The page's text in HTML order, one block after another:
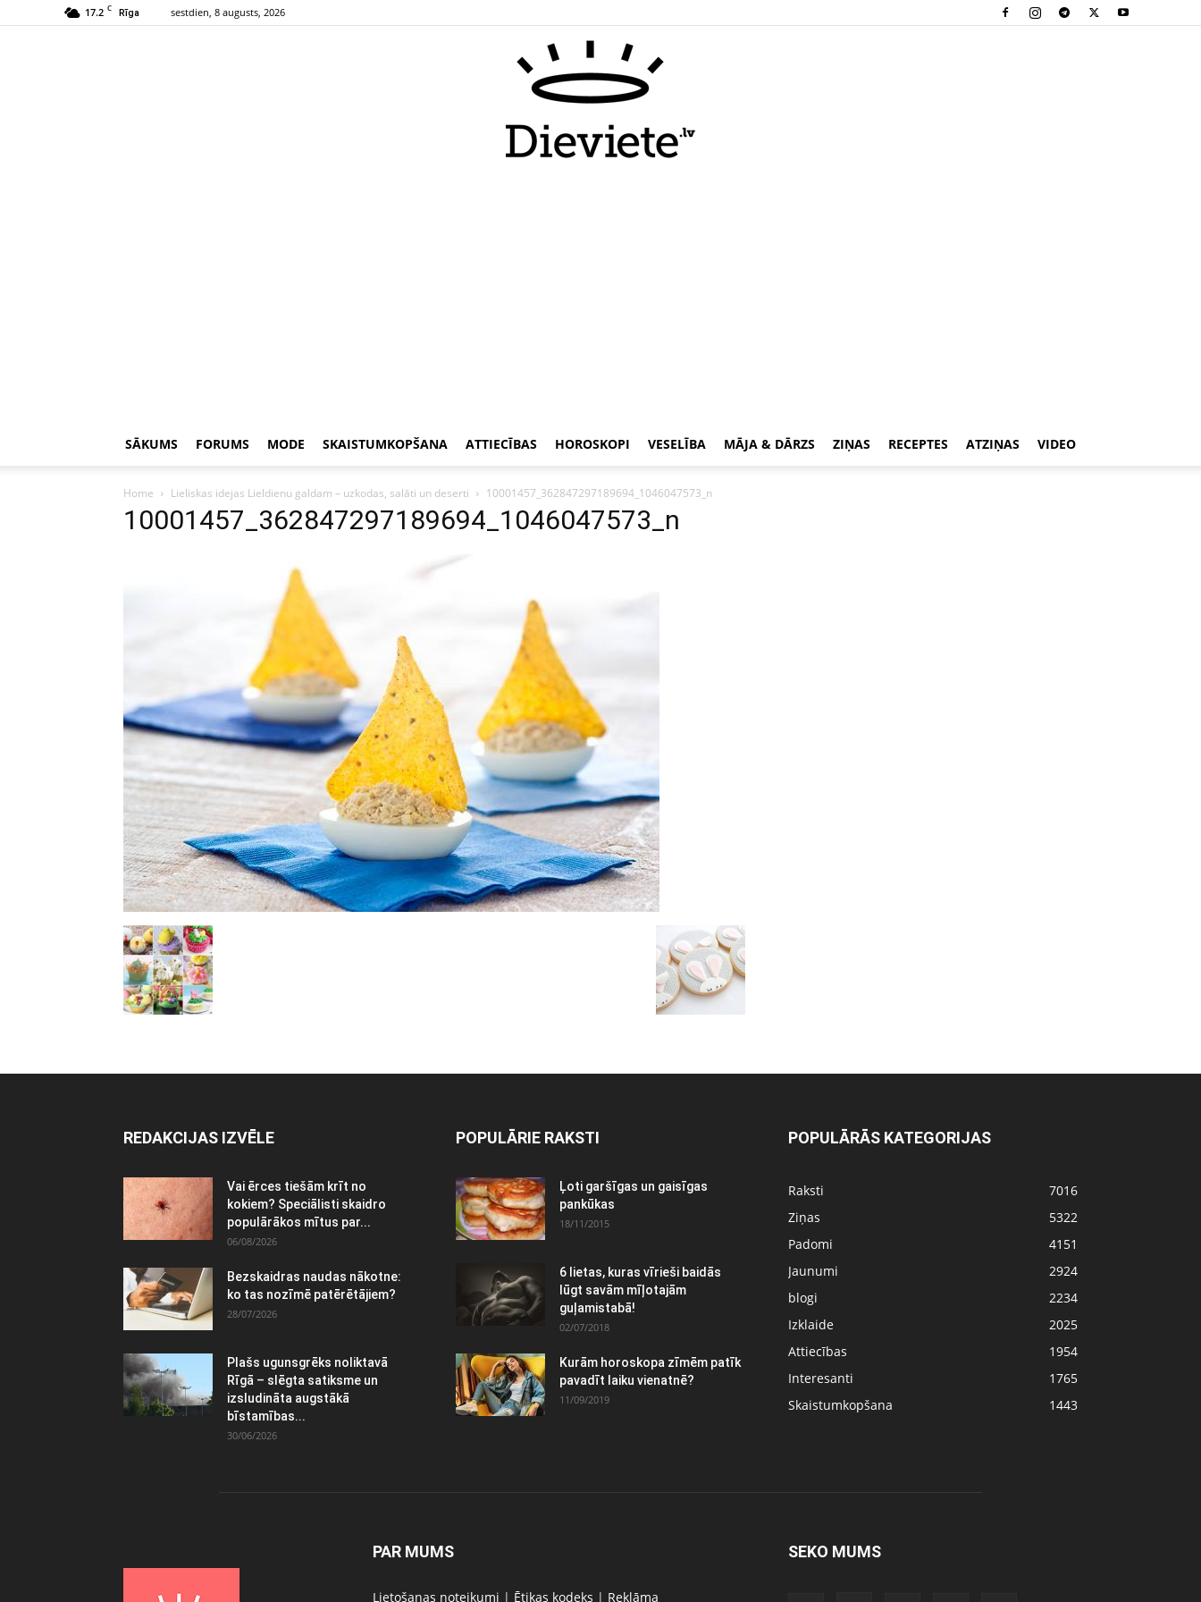
17.2 C Rīga sestdien, 8 augusts, 2026
SĀKUMS FORUMS MODE SKAISTUMKOPŠANA ATTIECĪBAS HOROSKOPI VESELĪBA MĀJA & DĀRZS ZIŅAS RECEPTES ATZIŅAS VIDEO
Home Lieliskas idejas Lieldienu galdam – uzkodas, salāti un deserti 10001457_362847297189694_1046047573_n
10001457_362847297189694_1046047573_n
REDAKCIJAS IZVĒLE
Vai ērces tiešām krīt no
kokiem? Speciālisti skaidro
populārākos mītus par...
06/08/2026
Bezskaidras naudas nākotne:
ko tas nozīmē patērētājiem?
28/07/2026
Plašs ugunsgrēks noliktavā
Rīgā – slēgta satiksme un
izsludināta augstākā
bīstamības...
30/06/2026
POPULĀRIE RAKSTI
Ļoti garšīgas un gaisīgas
pankūkas
18/11/2015
6 lietas, kuras vīrieši baidās
lūgt savām mīļotajām
guļamistabā!
02/07/2018
Kurām horoskopa zīmēm patīk
pavadīt laiku vienatnē?
11/09/2019
POPULĀRĀS KATEGORIJAS
Raksti
7016
Ziņas
5322
Padomi
4151
Jaunumi
2924
blogi
2234
Izklaide
2025
Attiecības
1954
Interesanti
1765
Skaistumkopšana
1443
PAR MUMS
Lietošanas noteikumi | Ētikas kodeks | Reklāma
SEKO MUMS